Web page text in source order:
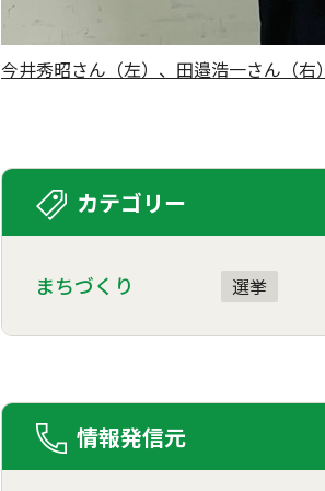
今井秀昭さん（左）、田邉浩一さん（右
カテゴリー
まちづくり 選挙
情報発信元